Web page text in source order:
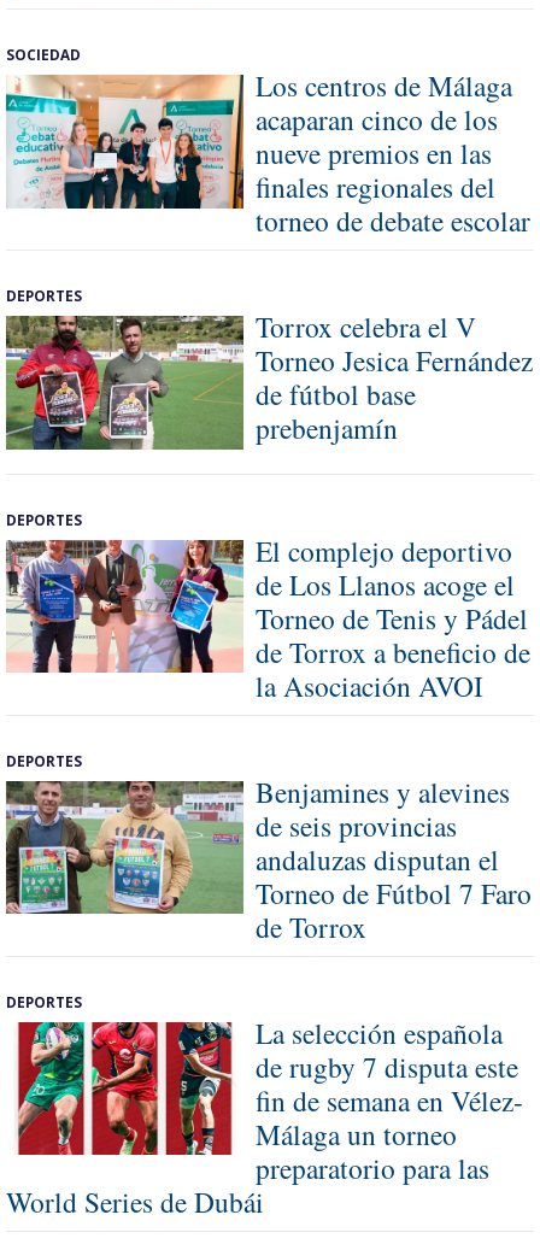
SOCIEDAD
Los centros de Málaga
acaparan cinco de los
nueve premios en las
finales regionales del
torneo de debate escolar
DEPORTES
Torrox celebra el V
Torneo Jesica Fernández
de fútbol base
prebenjamín
DEPORTES
El complejo deportivo
de Los Llanos acoge el
Torneo de Tenis y Pádel
de Torrox a beneficio de
la Asociación AVOI
DEPORTES
Benjamines y alevines
de seis provincias
andaluzas disputan el
Torneo de Fútbol 7 Faro
de Torrox
DEPORTES
La selección española
de rugby 7 disputa este
fin de semana en Vélez-
Málaga un torneo
preparatorio para las
World Series de Dubái